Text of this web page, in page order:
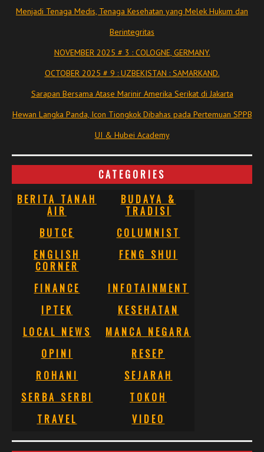
Menjadi Tenaga Medis, Tenaga Kesehatan yang Melek Hukum dan
Berintegritas
NOVEMBER 2025 # 3 : COLOGNE, GERMANY.
OCTOBER 2025 # 9 : UZBEKISTAN : SAMARKAND.
Sarapan Bersama Atase Marinir Amerika Serikat di Jakarta
Hewan Langka Panda, Icon Tiongkok Dibahas pada Pertemuan SPPB
UI & Hubei Academy
CATEGORIES
BERITA TANAH
AIR
BUDAYA &
TRADISI
BUTCE
COLUMNIST
ENGLISH
CORNER
FENG SHUI
FINANCE
INFOTAINMENT
IPTEK
KESEHATAN
LOCAL NEWS
MANCA NEGARA
OPINI
RESEP
ROHANI
SEJARAH
SERBA SERBI
TOKOH
TRAVEL
VIDEO